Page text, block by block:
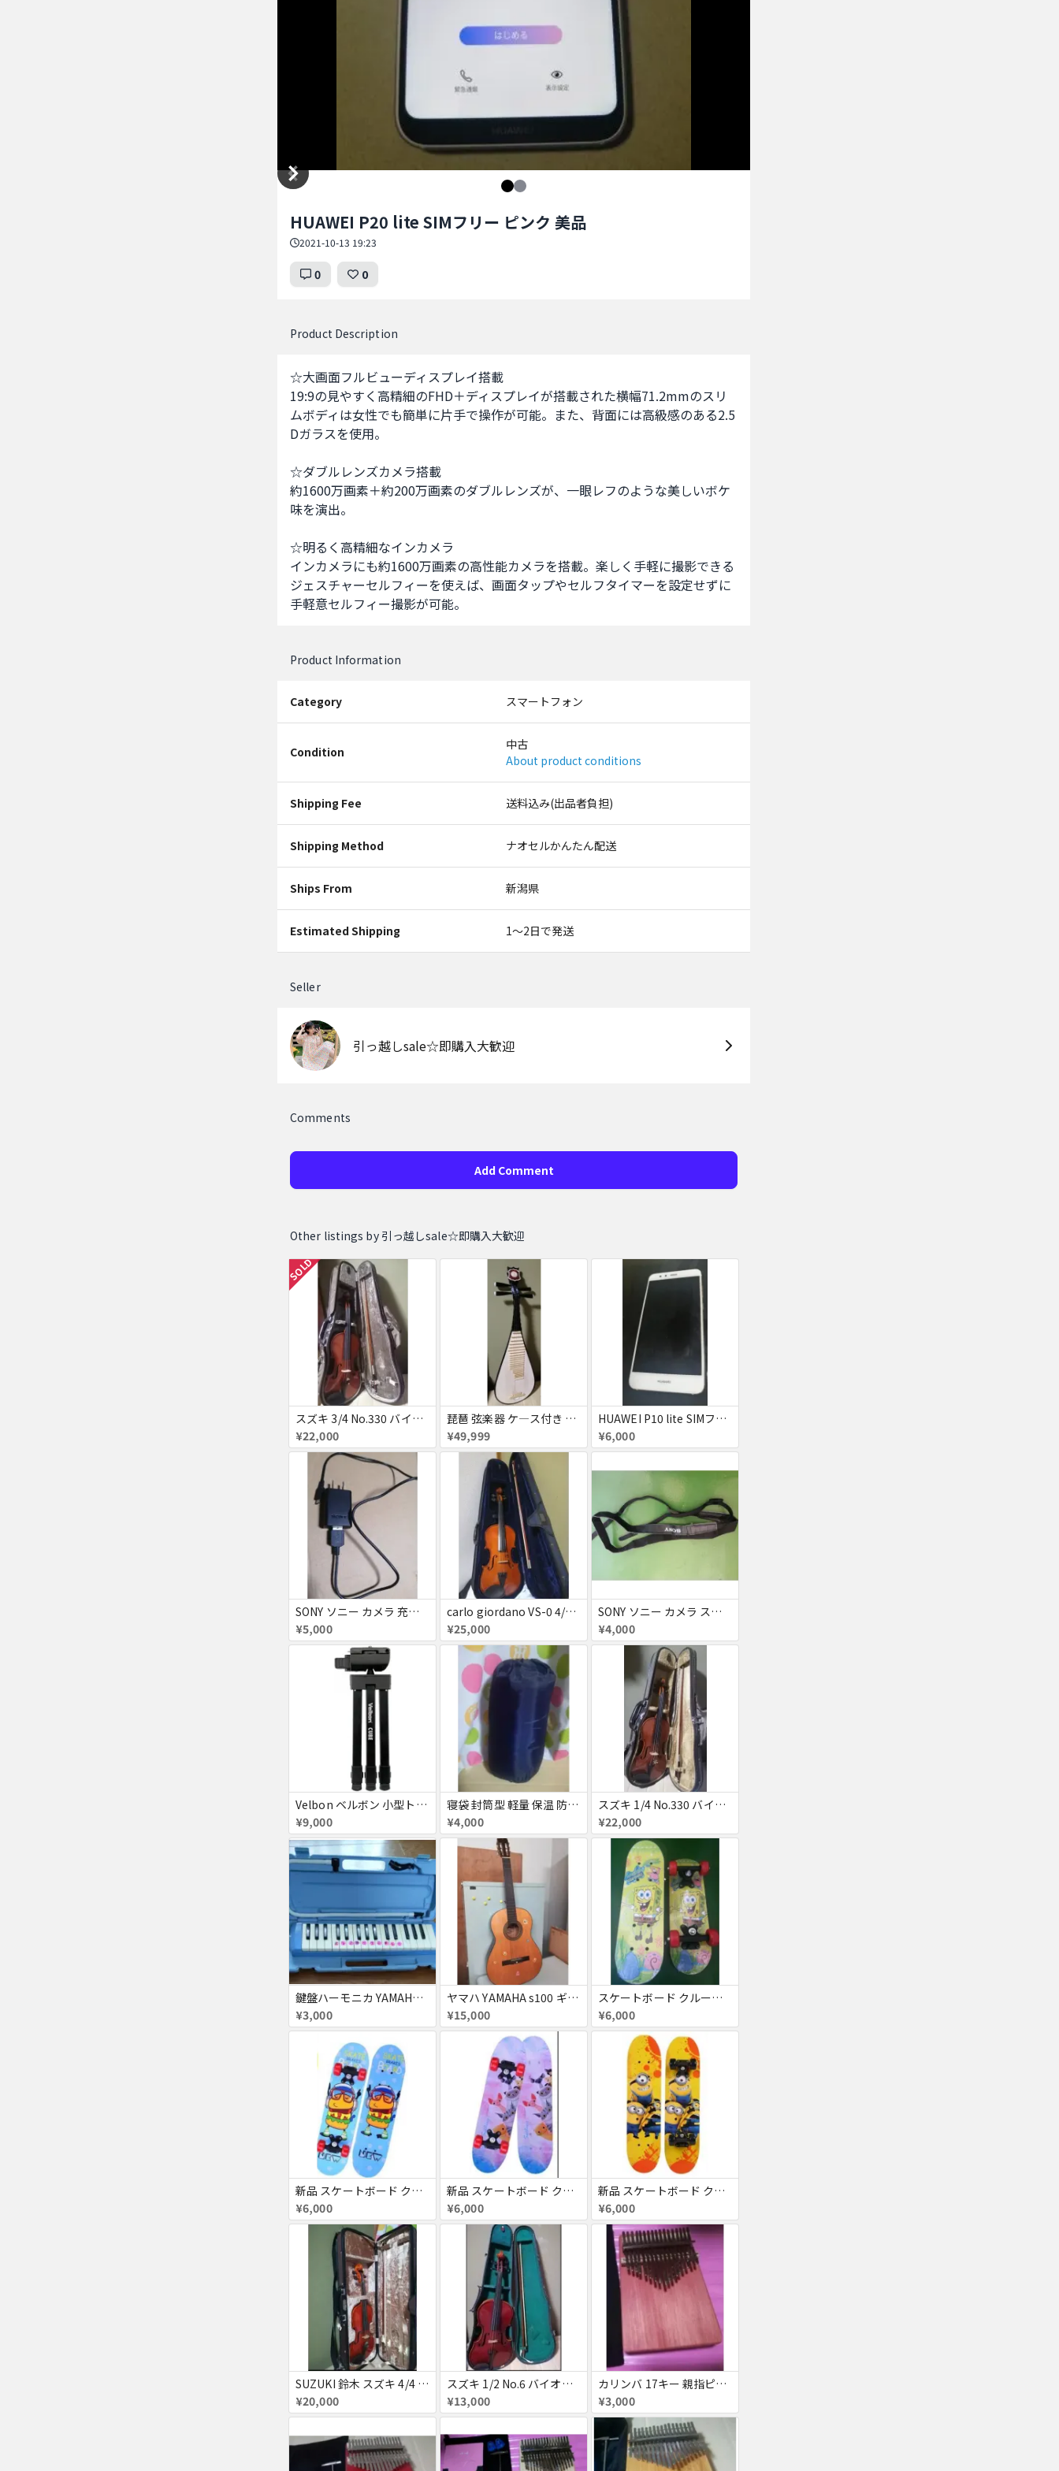
HUAWEI P20 lite SIMフリー ピンク 美品
2021-10-13 19:23
0 0
Product Description
☆大画面フルビューディスプレイ搭載
19:9の見やすく高精細のFHD＋ディスプレイが搭載された横幅71.2mmのスリ
ムボディは女性でも簡単に片手で操作が可能。また、背面には高級感のある2.5
Dガラスを使用。
☆ダブルレンズカメラ搭載
約1600万画素＋約200万画素のダブルレンズが、一眼レフのような美しいボケ
味を演出。
☆明るく高精細なインカメラ
インカメラにも約1600万画素の高性能カメラを搭載。楽しく手軽に撮影できる
ジェスチャーセルフィーを使えば、画面タップやセルフタイマーを設定せずに
手軽意セルフィー撮影が可能。
Product Information
Category スマートフォン
Condition
中古
About product conditions
Shipping Fee 送料込み(出品者負担)
Shipping Method ナオセルかんたん配送
Ships From 新潟県
Estimated Shipping 1〜2日で発送
Seller
引っ越しsale☆即購入大歓迎
Comments
Add Comment
Other listings by 引っ越しsale☆即購入大歓迎
SOLD
スズキ 3/4 No.330 バイオリン ヴァイオリン
¥22,000
琵琶 弦楽器 ケ―ス付き お得セット
¥49,999
HUAWEI P10 lite SIMフリー ジャンク
¥6,000
SONY ソニー カメラ 充電器
¥5,000
carlo giordano VS-0 4/4 バイオリン お得セット
¥25,000
SONY ソニー カメラ ストラップ ネックストラップ ショルダーストラップ
¥4,000
Velbon ベルボン 小型トラベル三脚 キューブ 黒い
¥9,000
寝袋 封筒型 軽量 保温 防水シュラフ コンパクト
¥4,000
スズキ 1/4 No.330 バイオリン ヴァイオリン
¥22,000
鍵盤ハーモニカ YAMAHA ヤマハ
¥3,000
ヤマハ YAMAHA s100 ギター 楽譜 ギターストラップ キャリーバッグ付き お得セット
¥15,000
スケートボード クルーザー 高精度 スケボー初心者に 子供用
¥6,000
新品 スケートボード クルーザー 高精度 スケボー 大人/若者/子供用
¥6,000
新品 スケートボード クルーザー 高精度 スケボー 大人/若者/子供用
¥6,000
新品 スケートボード クルーザー 高精度 スケボー 大人/若者/子供用
¥6,000
SUZUKI 鈴木 スズキ 4/4 No.7 バイオリン お得セット
¥20,000
スズキ 1/2 No.6 バイオリン ヴァイオリン
¥13,000
カリンバ 17キー 親指ピアノ
¥3,000